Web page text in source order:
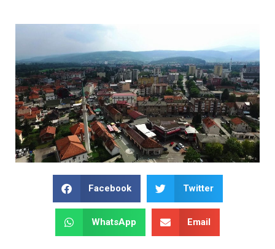
Facebook Twitter
WhatsApp Email